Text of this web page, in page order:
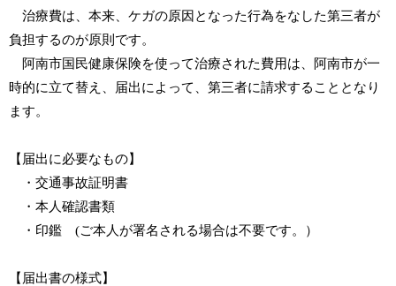
治療費は、本来、ケガの原因となった行為をなした第三者が
負担するのが原則です。
阿南市国民健康保険を使って治療された費用は、阿南市が一
時的に立て替え、届出によって、第三者に請求することとなり
ます。
【届出に必要なもの】
・交通事故証明書
・本人確認書類
・印鑑 (ご本人が署名される場合は不要です。）
【届出書の様式】